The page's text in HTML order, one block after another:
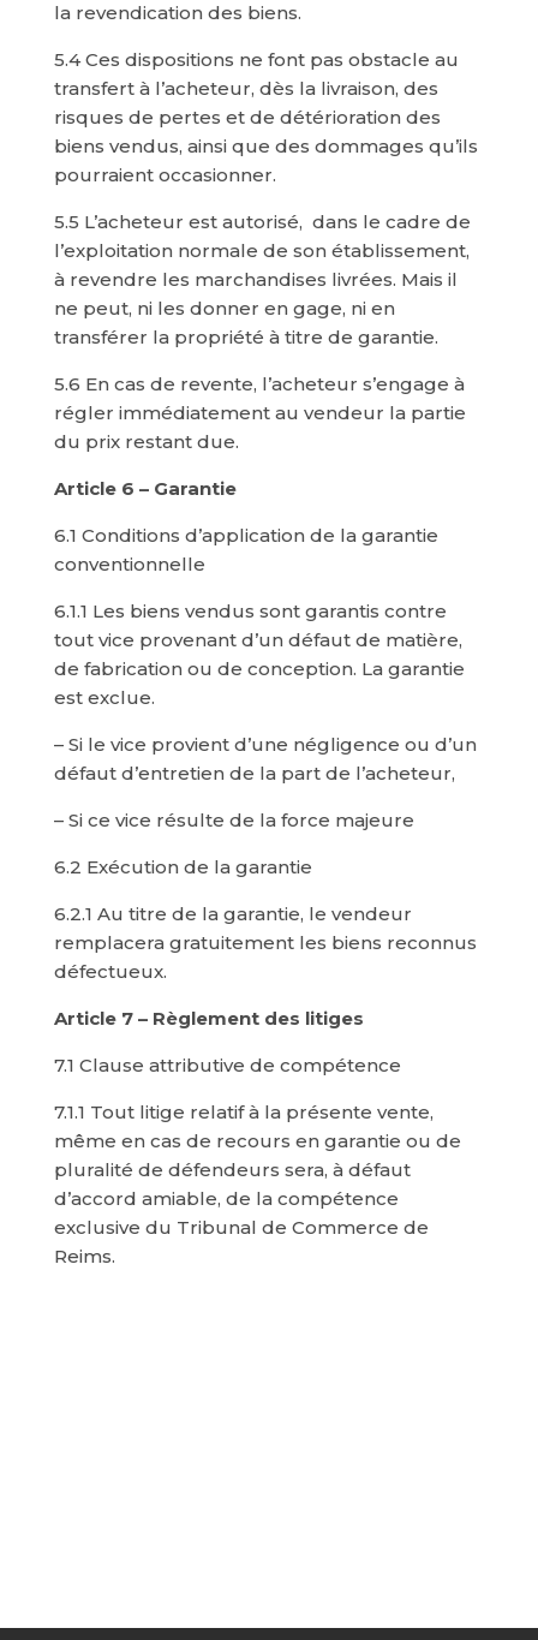
la revendication des biens.
5.4 Ces dispositions ne font pas obstacle au
transfert à l’acheteur, dès la livraison, des
risques de pertes et de détérioration des
biens vendus, ainsi que des dommages qu’ils
pourraient occasionner.
5.5 L’acheteur est autorisé, dans le cadre de
l’exploitation normale de son établissement,
à revendre les marchandises livrées. Mais il
ne peut, ni les donner en gage, ni en
transférer la propriété à titre de garantie.
5.6 En cas de revente, l’acheteur s’engage à
régler immédiatement au vendeur la partie
du prix restant due.
Article 6 – Garantie
6.1 Conditions d’application de la garantie
conventionnelle
6.1.1 Les biens vendus sont garantis contre
tout vice provenant d’un défaut de matière,
de fabrication ou de conception. La garantie
est exclue.
– Si le vice provient d’une négligence ou d’un
défaut d’entretien de la part de l’acheteur,
– Si ce vice résulte de la force majeure
6.2 Exécution de la garantie
6.2.1 Au titre de la garantie, le vendeur
remplacera gratuitement les biens reconnus
défectueux.
Article 7 – Règlement des litiges
7.1 Clause attributive de compétence
7.1.1 Tout litige relatif à la présente vente,
même en cas de recours en garantie ou de
pluralité de défendeurs sera, à défaut
d’accord amiable, de la compétence
exclusive du Tribunal de Commerce de
Reims.